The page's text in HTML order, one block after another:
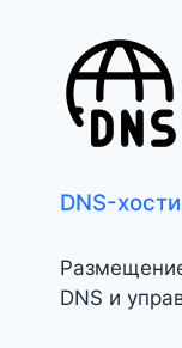
DNS-
DNS и